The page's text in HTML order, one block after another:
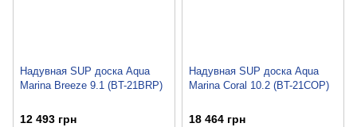
Надувная SUP доска Aqua
Marina Breeze 9.1 (BT-21BRP)
12 493 грн
Надувная SUP доска Aqua
Marina Coral 10.2 (BT-21COP)
18 464 грн